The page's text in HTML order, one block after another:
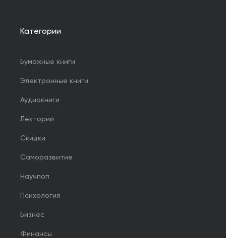
Категории
Бумажные книги
Электронные книги
Аудиокниги
Лекторий
Скидки
Саморазвитие
Научпоп
Психология
Бизнес
Финансы